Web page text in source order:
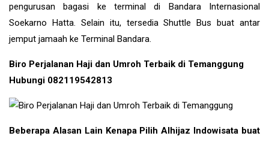
pengurusan bagasi ke terminal di Bandara Internasional
Soekarno Hatta. Selain itu, tersedia Shuttle Bus buat antar
jemput jamaah ke Terminal Bandara.
Biro Perjalanan Haji dan Umroh Terbaik di Temanggung
Hubungi 082119542813
Beberapa Alasan Lain Kenapa Pilih Alhijaz Indowisata buat